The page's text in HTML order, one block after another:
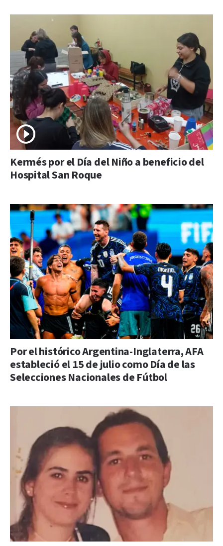
Kermés por el Día del Niño a beneficio del
Hospital San Roque
Por el histórico Argentina-Inglaterra, AFA
estableció el 15 de julio como Día de las
Selecciones Nacionales de Fútbol